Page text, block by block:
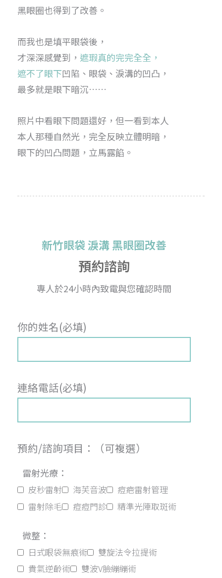
黑眼圈也得到了改善。
而我也是填平眼袋後，
才深深感覺到， 遮瑕真的完完全全，
遮不了眼下凹陷、眼袋、淚溝的凹凸，
最多就是眼下暗沉……
照片中看眼下問題還好，但一看到本人
本人那種自然光，完全反映立體明暗，
眼下的凹凸問題，立馬露餡。
新竹眼袋 淚溝 黑眼圈改善
預約諮詢
專人於24小時內致電與您確認時間
你的姓名(必填)
連絡電話(必填)
預約/諮詢項目：（可複選）
雷射光療：
皮秒雷射 海芙音波
痘疤雷射管理
雷射除毛
痘痘門診 精準光陣取斑術
微整：
日式眼袋無痕術
雙旋法令拉提術
貴氣逆齡術
雙波V臉繃繃術